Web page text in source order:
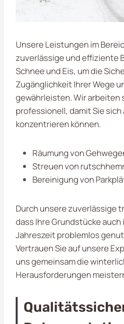
Unsere Leistungen im
zuverlässige und effiziente
Schnee und Eis, um die
Zugänglichkeit Ihrer Wege
gewährleisten. Wir arbeiten
professionell, damit Sie
konzentrieren können.
Räumung von
Streuen von
Bereinigung von
Durch unsere zuverlässige
dass Ihre Grundstücke auch
Jahreszeit problemlos
Vertrauen Sie auf unsere
uns gemeinsam die
Herausforderungen